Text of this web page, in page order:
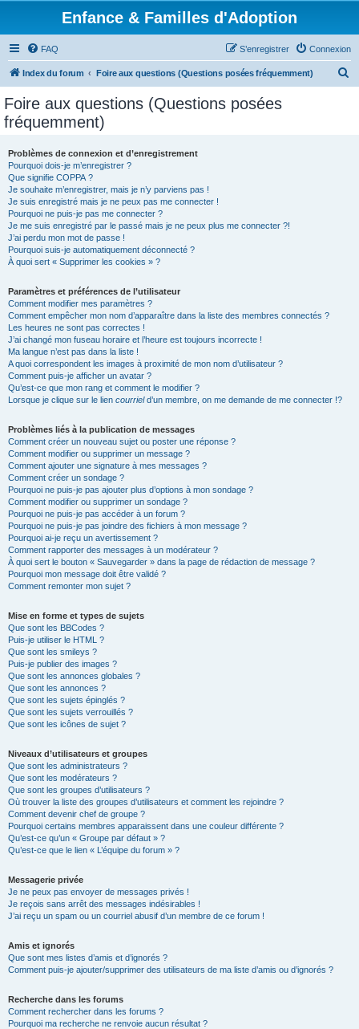
Enfance & Familles d'Adoption
FAQ Connexion
S’enregistrer
Index du forum Foire aux questions (Questions posées fréquemment)
Foire aux questions (Questions posées
fréquemment)
Problèmes de connexion et d’enregistrement
Pourquoi dois-je m’enregistrer ?
Que signifie COPPA ?
Je souhaite m’enregistrer, mais je n’y parviens pas !
Je suis enregistré mais je ne peux pas me connecter !
Pourquoi ne puis-je pas me connecter ?
Je me suis enregistré par le passé mais je ne peux plus me connecter ?!
J’ai perdu mon mot de passe !
Pourquoi suis-je automatiquement déconnecté ?
À quoi sert « Supprimer les cookies » ?
Paramètres et préférences de l’utilisateur
Comment modifier mes paramètres ?
Comment empêcher mon nom d’apparaître dans la liste des membres connectés ?
Les heures ne sont pas correctes !
J’ai changé mon fuseau horaire et l’heure est toujours incorrecte !
Ma langue n’est pas dans la liste !
A quoi correspondent les images à proximité de mon nom d’utilisateur ?
Comment puis-je afficher un avatar ?
Qu’est-ce que mon rang et comment le modifier ?
Lorsque je clique sur le lien courrield’un membre, on me demande de me connecter !?
Problèmes liés à la publication de messages
Comment créer un nouveau sujet ou poster une réponse ?
Comment modifier ou supprimer un message ?
Comment ajouter une signature à mes messages ?
Comment créer un sondage ?
Pourquoi ne puis-je pas ajouter plus d’options à mon sondage ?
Comment modifier ou supprimer un sondage ?
Pourquoi ne puis-je pas accéder à un forum ?
Pourquoi ne puis-je pas joindre des fichiers à mon message ?
Pourquoi ai-je reçu un avertissement ?
Comment rapporter des messages à un modérateur ?
À quoi sert le bouton « Sauvegarder » dans la page de rédaction de message ?
Pourquoi mon message doit être validé ?
Comment remonter mon sujet ?
Mise en forme et types de sujets
Que sont les BBCodes ?
Puis-je utiliser le HTML ?
Que sont les smileys ?
Puis-je publier des images ?
Que sont les annonces globales ?
Que sont les annonces ?
Que sont les sujets épinglés ?
Que sont les sujets verrouillés ?
Que sont les icônes de sujet ?
Niveaux d’utilisateurs et groupes
Que sont les administrateurs ?
Que sont les modérateurs ?
Que sont les groupes d’utilisateurs ?
Où trouver la liste des groupes d’utilisateurs et comment les rejoindre ?
Comment devenir chef de groupe ?
Pourquoi certains membres apparaissent dans une couleur différente ?
Qu’est-ce qu’un « Groupe par défaut » ?
Qu’est-ce que le lien « L’équipe du forum » ?
Messagerie privée
Je ne peux pas envoyer de messages privés !
Je reçois sans arrêt des messages indésirables !
J’ai reçu un spam ou un courriel abusif d’un membre de ce forum !
Amis et ignorés
Que sont mes listes d’amis et d’ignorés ?
Comment puis-je ajouter/supprimer des utilisateurs de ma liste d’amis ou d’ignorés ?
Recherche dans les forums
Comment rechercher dans les forums ?
Pourquoi ma recherche ne renvoie aucun résultat ?